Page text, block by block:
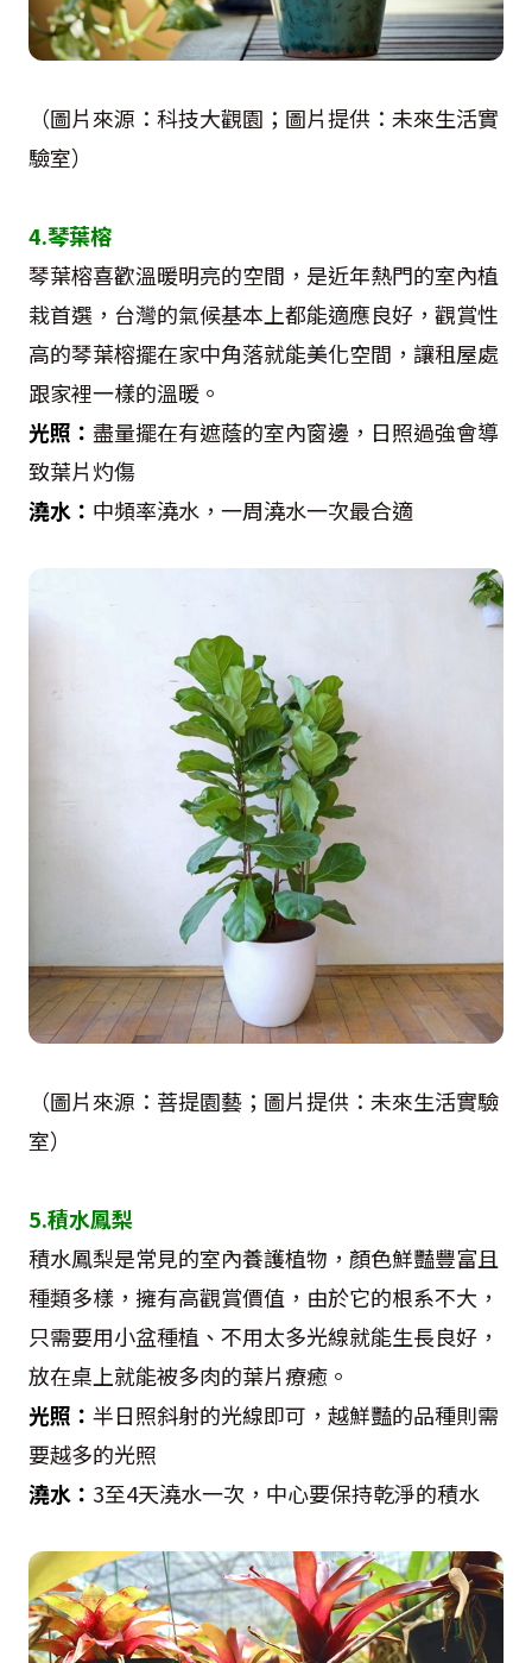
（圖片來源：科技大觀園；圖片提供：未來生活實
驗室）
4.琴葉榕
琴葉榕喜歡溫暖明亮的空間，是近年熱門的室內植
栽首選，台灣的氣候基本上都能適應良好，觀賞性
高的琴葉榕擺在家中角落就能美化空間，讓租屋處
跟家裡一樣的溫暖。
光照： 盡量擺在有遮蔭的室內窗邊，日照過強會導
致葉片灼傷
澆水： 中頻率澆水，一周澆水一次最合適
（圖片來源：菩提園藝；圖片提供：未來生活實驗
室）
5.積水鳳梨
積水鳳梨是常見的室內養護植物，顏色鮮豔豐富且
種類多樣，擁有高觀賞價值，由於它的根系不大，
只需要用小盆種植、不用太多光線就能生長良好，
放在桌上就能被多肉的葉片療癒。
光照： 半日照斜射的光線即可，越鮮豔的品種則需
要越多的光照
澆水： 3至4天澆水一次，中心要保持乾淨的積水